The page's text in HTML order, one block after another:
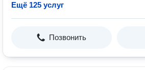
Ещё 125 услуг
Позвонить